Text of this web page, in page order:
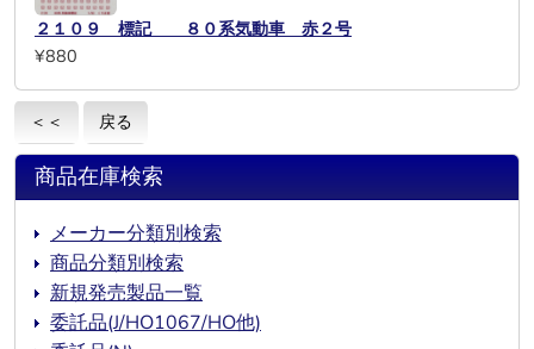
２１０９ 標記 ８０系気動車 赤２号
¥880
＜＜ 戻る
商品在庫検索
メーカー分類別検索
商品分類別検索
新規発売製品一覧
委託品(J/HO1067/HO他)